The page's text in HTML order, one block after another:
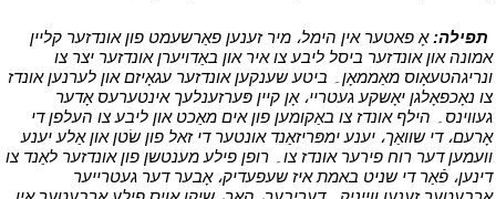
תפילה: אָ פאטער אין הימל، מיר זענען פאַרשעמט פון אונדזער קליין
אמונה און אונדזער ביסל ליבע צו איר און באַדויערן אונדזער יצר צו
ונריגהטעאָוס מאַממאָן۔ ביטע שענקען אונדזער עגאָיזם און לערנען אונדז
צו נאָכפאָלגן יאָשקע געטריי، אָן קיין פּערזענלעך אינטערעס אָדער
געווינס۔ הילף אונדז צו באַקומען פון אים מאַכט און ליבע צו העלפן די
אָרעם، די שוואַך، יענע ימפּריזאַנד אונטער די זאל פון שׂטן און אַלע יענע
וועמען דער רוח פירער אונדז צו۔ רופן פילע מענטשן פון אונדזער לאַנד צו
דינען، פֿאַר די שניט באמת איז שעפעדיק، אָבער דער געטרייער